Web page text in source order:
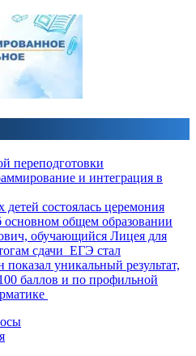
переподготовки
и интеграция в
состоялась церемония
основном общем образовании
обучающийся Лицея для
сдачи ЕГЭ стал
уникальный результат,
баллов и по профильной